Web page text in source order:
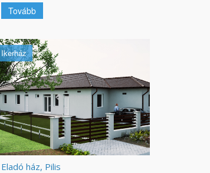
Tovább
Ikerház
Eladó ház, Pilis